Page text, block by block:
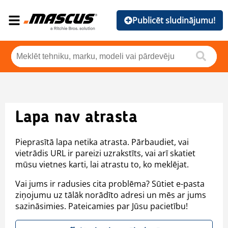
Publicēt sludinājumu!
Lapa nav atrasta
Pieprasītā lapa netika atrasta. Pārbaudiet, vai
vietrādis URL ir pareizi uzrakstīts, vai arī skatiet
mūsu vietnes karti, lai atrastu to, ko meklējat.
Vai jums ir radusies cita problēma? Sūtiet e-pasta
ziņojumu uz tālāk norādīto adresi un mēs ar jums
sazināsimies. Pateicamies par Jūsu pacietību!